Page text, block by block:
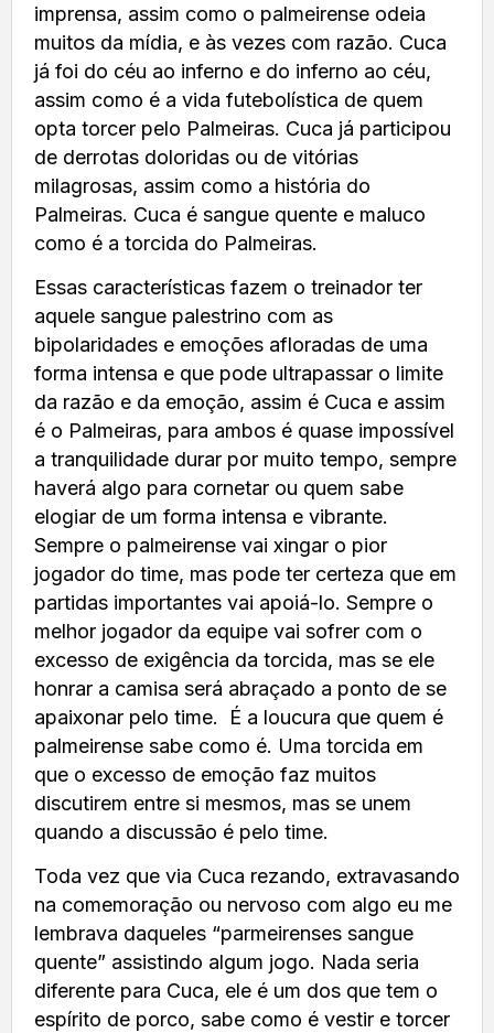
imprensa, assim como o palmeirense odeia
muitos da mídia, e às vezes com razão. Cuca
já foi do céu ao inferno e do inferno ao céu,
assim como é a vida futebolística de quem
opta torcer pelo Palmeiras. Cuca já participou
de derrotas doloridas ou de vitórias
milagrosas, assim como a história do
Palmeiras. Cuca é sangue quente e maluco
como é a torcida do Palmeiras.
Essas características fazem o treinador ter
aquele sangue palestrino com as
bipolaridades e emoções afloradas de uma
forma intensa e que pode ultrapassar o limite
da razão e da emoção, assim é Cuca e assim
é o Palmeiras, para ambos é quase impossível
a tranquilidade durar por muito tempo, sempre
haverá algo para cornetar ou quem sabe
elogiar de um forma intensa e vibrante.
Sempre o palmeirense vai xingar o pior
jogador do time, mas pode ter certeza que em
partidas importantes vai apoiá-lo. Sempre o
melhor jogador da equipe vai sofrer com o
excesso de exigência da torcida, mas se ele
honrar a camisa será abraçado a ponto de se
apaixonar pelo time. É a loucura que quem é
palmeirense sabe como é. Uma torcida em
que o excesso de emoção faz muitos
discutirem entre si mesmos, mas se unem
quando a discussão é pelo time.
Toda vez que via Cuca rezando, extravasando
na comemoração ou nervoso com algo eu me
lembrava daqueles “parmeirenses sangue
quente” assistindo algum jogo. Nada seria
diferente para Cuca, ele é um dos que tem o
espírito de porco, sabe como é vestir e torcer